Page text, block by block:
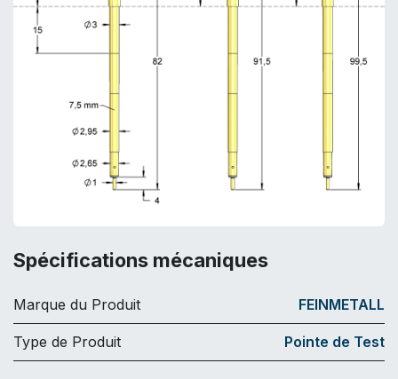
Spécifications mécaniques
Marque du Produit FEINMETALL
Type de Produit Pointe de Test